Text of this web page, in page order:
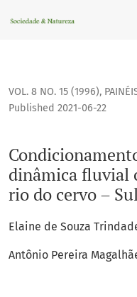
Condicionamento
VOL. 8 NO. 15 (1996),
dinâmica fluvial
rio do cervo –
Published 2021-06-22
Elaine de Souza
Antônio Pereira